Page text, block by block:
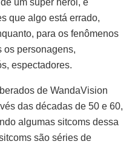
que algo está errado,
para os fenômenos
os personagens,
espectadores.
de WandaVision
das décadas de 50 e 60,
algumas sitcoms dessa
são séries de